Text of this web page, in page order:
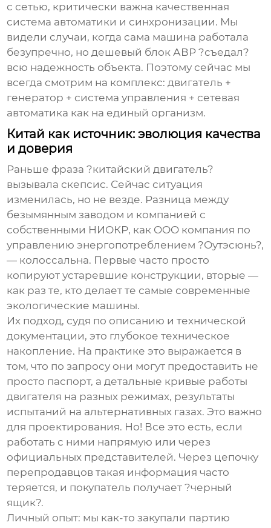
с сетью, критически важна качественная
система автоматики и синхронизации. Мы
видели случаи, когда сама машина работала
безупречно, но дешевый блок АВР ?съедал?
всю надежность объекта. Поэтому сейчас мы
всегда смотрим на комплекс: двигатель +
генератор + система управления + сетевая
автоматика как на единый организм.
Китай как источник: эволюция качества
и доверия
Раньше фраза ?китайский двигатель?
вызывала скепсис. Сейчас ситуация
изменилась, но не везде. Разница между
безымянным заводом и компанией с
собственными НИОКР, как OOO компания по
управлению энергопотреблением ?Оутэсюнь?,
— колоссальна. Первые часто просто
копируют устаревшие конструкции, вторые —
как раз те, кто делает те самые современные
экологические машины.
Их подход, судя по описанию и технической
документации, это глубокое техническое
накопление. На практике это выражается в
том, что по запросу они могут предоставить не
просто паспорт, а детальные кривые работы
двигателя на разных режимах, результаты
испытаний на альтернативных газах. Это важно
для проектирования. Но! Все это есть, если
работать с ними напрямую или через
официальных представителей. Через цепочку
перепродавцов такая информация часто
теряется, и покупатель получает ?черный
ящик?.
Личный опыт: мы как-то закупали партию